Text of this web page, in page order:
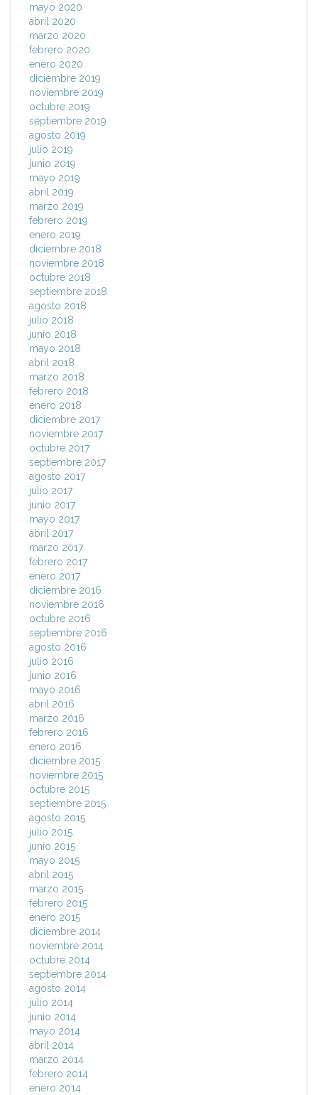
mayo 2020
abril 2020
marzo 2020
febrero 2020
enero 2020
diciembre 2019
noviembre 2019
octubre 2019
septiembre 2019
agosto 2019
julio 2019
junio 2019
mayo 2019
abril 2019
marzo 2019
febrero 2019
enero 2019
diciembre 2018
noviembre 2018
octubre 2018
septiembre 2018
agosto 2018
julio 2018
junio 2018
mayo 2018
abril 2018
marzo 2018
febrero 2018
enero 2018
diciembre 2017
noviembre 2017
octubre 2017
septiembre 2017
agosto 2017
julio 2017
junio 2017
mayo 2017
abril 2017
marzo 2017
febrero 2017
enero 2017
diciembre 2016
noviembre 2016
octubre 2016
septiembre 2016
agosto 2016
julio 2016
junio 2016
mayo 2016
abril 2016
marzo 2016
febrero 2016
enero 2016
diciembre 2015
noviembre 2015
octubre 2015
septiembre 2015
agosto 2015
julio 2015
junio 2015
mayo 2015
abril 2015
marzo 2015
febrero 2015
enero 2015
diciembre 2014
noviembre 2014
octubre 2014
septiembre 2014
agosto 2014
julio 2014
junio 2014
mayo 2014
abril 2014
marzo 2014
febrero 2014
enero 2014